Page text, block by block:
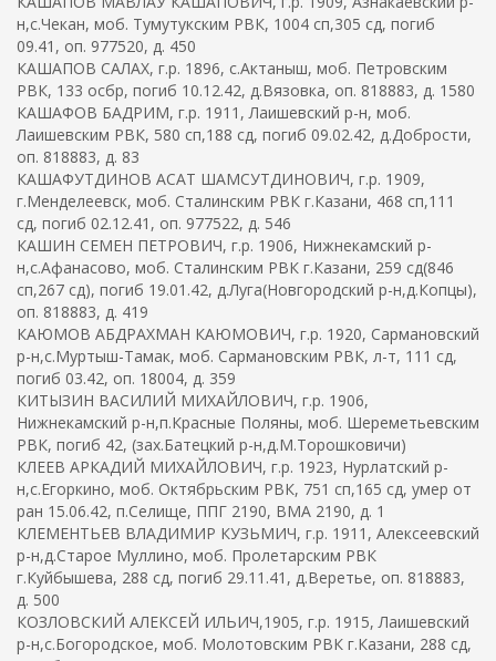
н,с.Чекан, моб. Тумутукским РВК, 1004 сп,305 сд, погиб
09.41, оп. 977520, д. 450
КАШАПОВ САЛАХ, г.р. 1896, с.Актаныш, моб. Петровским
РВК, 133 осбр, погиб 10.12.42, д.Вязовка, оп. 818883, д. 1580
КАШАФОВ БАДРИМ, г.р. 1911, Лаишевский р-н, моб.
Лаишевским РВК, 580 сп,188 сд, погиб 09.02.42, д.Добрости,
оп. 818883, д. 83
КАШАФУТДИНОВ АСАТ ШАМСУТДИНОВИЧ, г.р. 1909,
г.Менделеевск, моб. Сталинским РВК г.Казани, 468 сп,111
сд, погиб 02.12.41, оп. 977522, д. 546
КАШИН СЕМЕН ПЕТРОВИЧ, г.р. 1906, Нижнекамский р-
н,с.Афанасово, моб. Сталинским РВК г.Казани, 259 сд(846
сп,267 сд), погиб 19.01.42, д.Луга(Новгородский р-н,д.Копцы),
оп. 818883, д. 419
КАЮМОВ АБДРАХМАН КАЮМОВИЧ, г.р. 1920, Сармановский
р-н,с.Муртыш-Тамак, моб. Сармановским РВК, л-т, 111 сд,
погиб 03.42, оп. 18004, д. 359
КИТЫЗИН ВАСИЛИЙ МИХАЙЛОВИЧ, г.р. 1906,
Нижнекамский р-н,п.Красные Поляны, моб. Шереметьевским
РВК, погиб 42, (зах.Батецкий р-н,д.М.Торошковичи)
КЛЕЕВ АРКАДИЙ МИХАЙЛОВИЧ, г.р. 1923, Нурлатский р-
н,с.Егоркино, моб. Октябрьским РВК, 751 сп,165 сд, умер от
ран 15.06.42, п.Селище, ППГ 2190, ВМА 2190, д. 1
КЛЕМЕНТЬЕВ ВЛАДИМИР КУЗЬМИЧ, г.р. 1911, Алексеевский
р-н,д.Старое Муллино, моб. Пролетарским РВК
г.Куйбышева, 288 сд, погиб 29.11.41, д.Веретье, оп. 818883,
д. 500
КОЗЛОВСКИЙ АЛЕКСЕЙ ИЛЬИЧ,1905, г.р. 1915, Лаишевский
р-н,с.Богородское, моб. Молотовским РВК г.Казани, 288 сд,